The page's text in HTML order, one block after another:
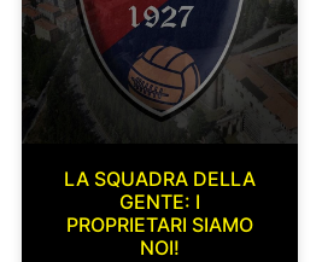
LA SQUADRA DELLA
GENTE: I
PROPRIETARI SIAMO
NOI!